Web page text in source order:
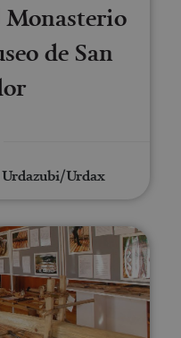
de San
Urdax
guiada al Museo de la